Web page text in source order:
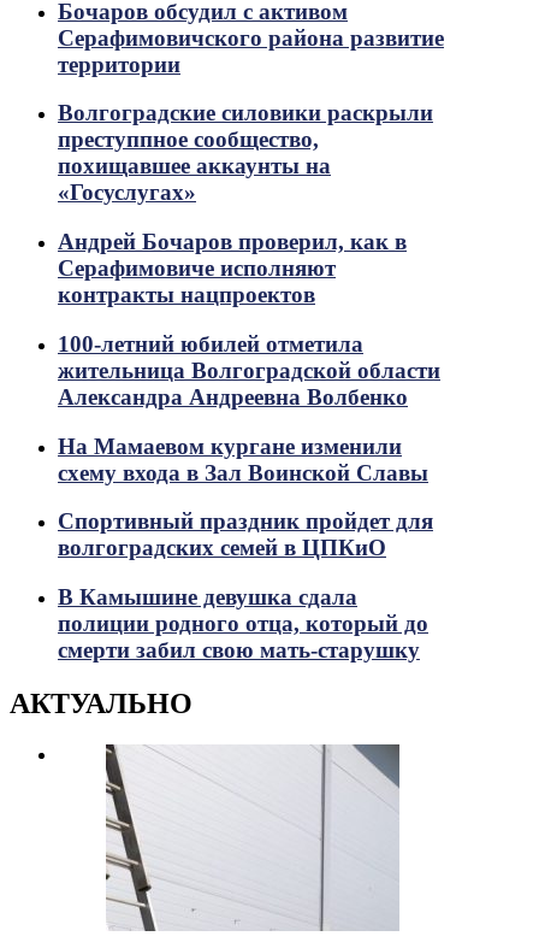
Бочаров обсудил с активом
Серафимовичского района развитие
территории
Волгоградские силовики раскрыли
преступпное сообщество,
похищавшее аккаунты на
«Госуслугах»
Андрей Бочаров проверил, как в
Серафимовиче исполняют
контракты нацпроектов
100-летний юбилей отметила
жительница Волгоградской области
Александра Андреевна Волбенко
На Мамаевом кургане изменили
схему входа в Зал Воинской Славы
Спортивный праздник пройдет для
волгоградских семей в ЦПКиО
В Камышине девушка сдала
полиции родного отца, который до
смерти забил свою мать-старушку
АКТУАЛЬНО